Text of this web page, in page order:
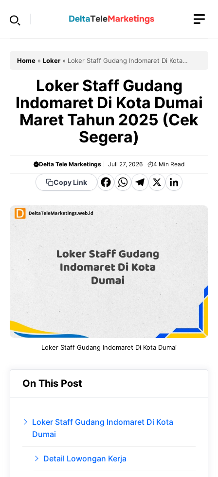
Home » Loker » Loker Staff Gudang Indomaret Di Kota
Loker Staff Gudang
Indomaret Di Kota Dumai
Maret Tahun 2025 (Cek
Segera)
Delta Tele Marketings Juli 27, 2026 4 Min Read
Copy Link
F
e
b
o
o
W
a
t
s
A
p
T
g
r
a
m
X Li
k
e
Loker Staff Gudang Indomaret Di Kota Dumai
On This Post
Loker Staff Gudang Indomaret Di Kota
Dumai
Detail Lowongan Kerja